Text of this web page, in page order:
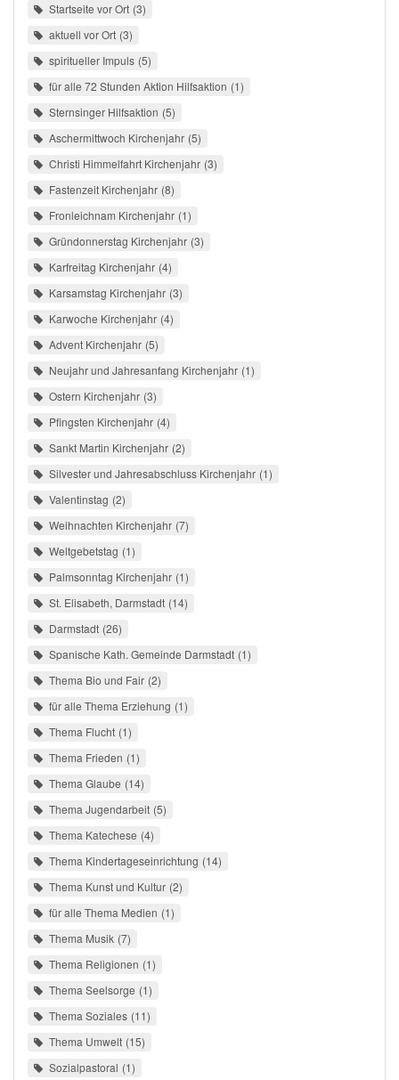
Startseite vor Ort 3
aktuell vor Ort 3
spiritueller Impuls 5
für alle 72 Stunden Aktion Hilfsaktion 1
Sternsinger Hilfsaktion 5
Aschermittwoch Kirchenjahr 5
Christi Himmelfahrt Kirchenjahr 3
Fastenzeit Kirchenjahr 8
Fronleichnam Kirchenjahr 1
Gründonnerstag Kirchenjahr 3
Karfreitag Kirchenjahr 4
Karsamstag Kirchenjahr 3
Karwoche Kirchenjahr 4
Advent Kirchenjahr 5
Neujahr und Jahresanfang Kirchenjahr 1
Ostern Kirchenjahr 3
Pfingsten Kirchenjahr 4
Sankt Martin Kirchenjahr 2
Silvester und Jahresabschluss Kirchenjahr 1
Valentinstag 2
Weihnachten Kirchenjahr 7
Weltgebetstag 1
Palmsonntag Kirchenjahr 1
St. Elisabeth, Darmstadt 14
Darmstadt 26
Spanische Kath. Gemeinde Darmstadt 1
Thema Bio und Fair 2
für alle Thema Erziehung 1
Thema Flucht 1
Thema Frieden 1
Thema Glaube 14
Thema Jugendarbeit 5
Thema Katechese 4
Thema Kindertageseinrichtung 14
Thema Kunst und Kultur 2
für alle Thema Medien 1
Thema Musik 7
Thema Religionen 1
Thema Seelsorge 1
Thema Soziales 11
Thema Umwelt 15
Sozialpastoral 1